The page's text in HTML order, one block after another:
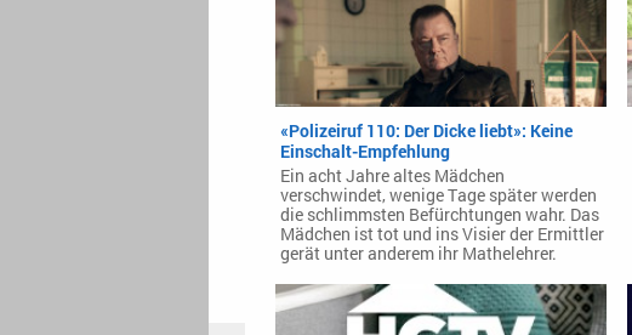
«Polizeiruf 110: Der Dicke liebt»: Keine
Einschalt-Empfehlung
Ein acht Jahre altes Mädchen
verschwindet, wenige Tage später werden
die schlimmsten Befürchtungen wahr. Das
Mädchen ist tot und ins Visier der Ermittler
gerät unter anderem ihr Mathelehrer.